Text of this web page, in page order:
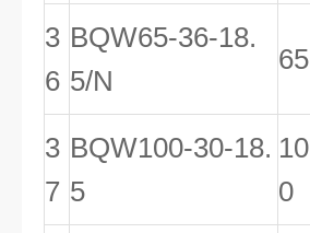
3
6
BQW65-36-18.
5/N
65
3
7
BQW100-30-18.
5
10
0